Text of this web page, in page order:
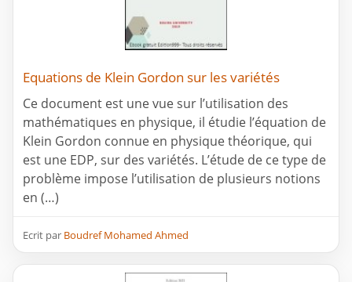
Equations de Klein Gordon sur les variétés
Ce document est une vue sur l’utilisation des
mathématiques en physique, il étudie l’équation de
Klein Gordon connue en physique théorique, qui
est une EDP, sur des variétés. L’étude de ce type de
problème impose l’utilisation de plusieurs notions
en (…)
Ecrit par Boudref Mohamed Ahmed